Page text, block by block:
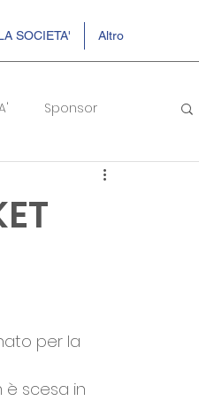
SOCIETA' Altro
Sponsor
per la
è scesa in